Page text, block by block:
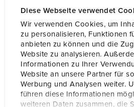
Diese Webseite verwendet
Wir verwenden Cookies, um
zu personalisieren, Funktionen
anbieten zu können und die
Website zu analysieren.
Informationen zu Ihrer
Website an unsere Partner für
Werbung und Analysen weiter.
führen diese Informationen
weiteren Daten zusammen, die
Hertz
Technique de raccordement
Contacts